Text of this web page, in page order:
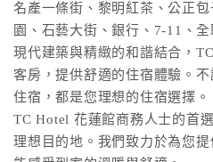
名產一條街、黎明紅茶、公正
園、石藝大街、銀行、7-11、全
現代建築與精緻的和諧結合，
客房，提供舒適的住宿體驗。
住宿，都是您理想的住宿選擇。
TC Hotel 花蓮館商務人士的首
理想目的地。我們致力於為您